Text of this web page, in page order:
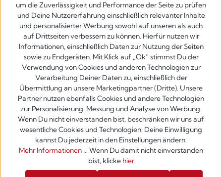
Werkzeugleiste anzeigen
um die Zuverlässigkeit und Performance der Seite zu prüfen
und Deine Nutzererfahrung einschließlich relevanter Inhalte
und personalisierter Werbung sowohl auf unseren als auch
auf Drittseiten verbessern zu können. Hierfür nutzen wir
Informationen, einschließlich Daten zur Nutzung der Seiten
sowie zu Endgeräten. Mit Klick auf „Ok” stimmst Du der
Verwendung von Cookies und anderen Technologien zur
Verarbeitung Deiner Daten zu, einschließlich der
Übermittlung an unsere Marketingpartner (Dritte). Unsere
Partner nutzen ebenfalls Cookies und andere Technologien
zur Personalisierung, Messung und Analyse von Werbung.
Wenn Du nicht einverstanden bist, beschränken wir uns auf
wesentliche Cookies und Technologien. Deine Einwilligung
kannst Du jederzeit in den Einstellungen ändern.
Mehr Informationen ...Wenn Du damit nicht einverstanden
bist, klicke hier